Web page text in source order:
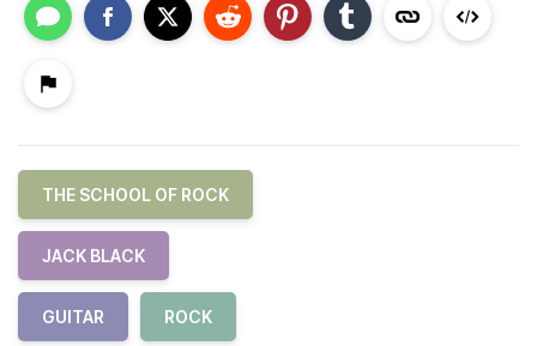
THE SCHOOL OF ROCK
JACK BLACK
GUITAR ROCK